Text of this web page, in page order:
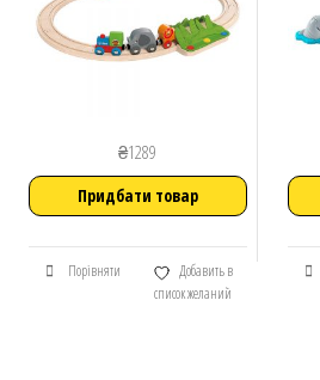
₴1289
Придбати товар
Порівняти
Добавить в
список желаний